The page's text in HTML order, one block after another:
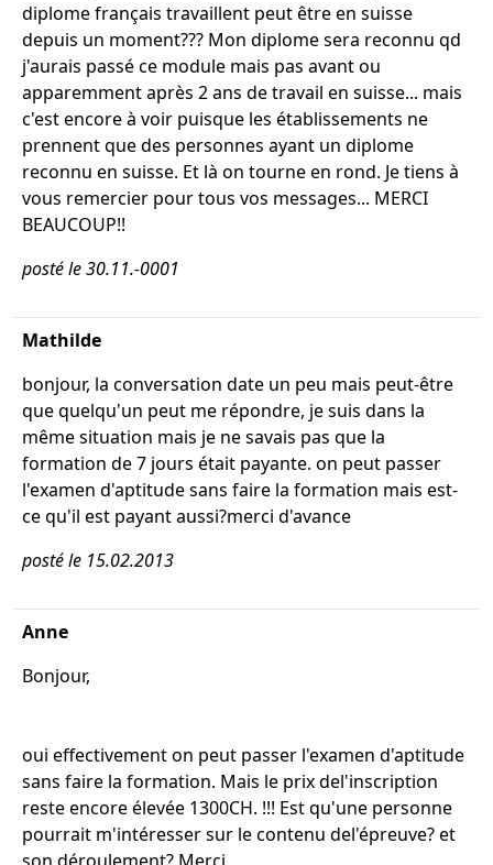
diplome français travaillent peut être en suisse
depuis un moment??? Mon diplome sera reconnu qd
j'aurais passé ce module mais pas avant ou
apparemment après 2 ans de travail en suisse... mais
c'est encore à voir puisque les établissements ne
prennent que des personnes ayant un diplome
reconnu en suisse. Et là on tourne en rond. Je tiens à
vous remercier pour tous vos messages... MERCI
BEAUCOUP!!
posté le 30.11.-0001
Mathilde
bonjour, la conversation date un peu mais peut-être
que quelqu'un peut me répondre, je suis dans la
même situation mais je ne savais pas que la
formation de 7 jours était payante. on peut passer
l'examen d'aptitude sans faire la formation mais est-
ce qu'il est payant aussi?merci d'avance
posté le 15.02.2013
Anne
Bonjour,
oui effectivement on peut passer l'examen d'aptitude
sans faire la formation. Mais le prix del'inscription
reste encore élevée 1300CH. !!! Est qu'une personne
pourrait m'intéresser sur le contenu del'épreuve? et